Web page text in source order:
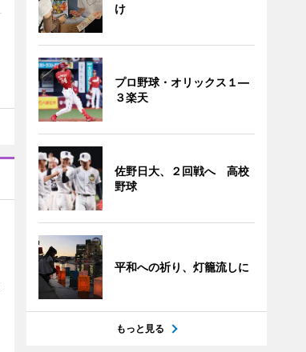
け
プロ野球・オリックス１―
３楽天
佐野日大、２回戦へ 高校
野球
平和への祈り、灯籠流しに
もっと見る